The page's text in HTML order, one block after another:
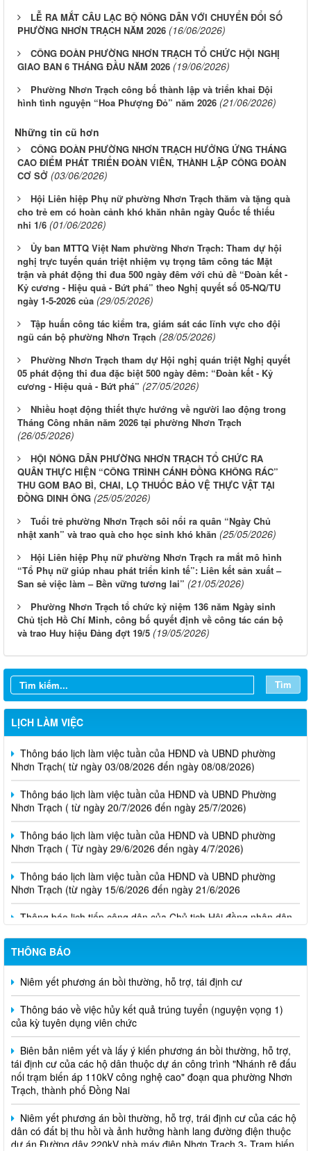
LỄ RA MẮT CÂU LẠC BỘ NÔNG DÂN VỚI CHUYỂN ĐỔI SỐ
PHƯỜNG NHƠN TRẠCH NĂM 2026 (16/06/2026)
CÔNG ĐOÀN PHƯỜNG NHƠN TRẠCH TỔ CHỨC HỘI NGHỊ
GIAO BAN 6 THÁNG ĐẦU NĂM 2026 (19/06/2026)
Phường Nhơn Trạch công bố thành lập và triển khai Đội
hình tình nguyện “Hoa Phượng Đỏ” năm 2026 (21/06/2026)
Những tin cũ hơn
CÔNG ĐOÀN PHƯỜNG NHƠN TRẠCH HƯỞNG ỨNG THÁNG
CAO ĐIỂM PHÁT TRIỂN ĐOÀN VIÊN, THÀNH LẬP CÔNG ĐOÀN
CƠ SỞ (03/06/2026)
Hội Liên hiệp Phụ nữ phường Nhơn Trạch thăm và tặng quà
cho trẻ em có hoàn cảnh khó khăn nhân ngày Quốc tế thiếu
nhi 1/6 (01/06/2026)
Ủy ban MTTQ Việt Nam phường Nhơn Trạch: Tham dự hội
nghị trực tuyến quán triệt nhiệm vụ trọng tâm công tác Mặt
trận và phát động thi đua 500 ngày đêm với chủ đề “Đoàn kết -
Kỷ cương - Hiệu quả - Bứt phá” theo Nghị quyết số 05-NQ/TU
ngày 1-5-2026 của (29/05/2026)
Tập huấn công tác kiểm tra, giám sát các lĩnh vực cho đội
ngũ cán bộ phường Nhơn Trạch (28/05/2026)
Phường Nhơn Trạch tham dự Hội nghị quán triệt Nghị quyết
05 phát động thi đua đặc biệt 500 ngày đêm: “Đoàn kết - Kỷ
cương - Hiệu quả - Bứt phá” (27/05/2026)
Nhiều hoạt động thiết thực hướng về người lao động trong
Tháng Công nhân năm 2026 tại phường Nhơn Trạch
(26/05/2026)
HỘI NÔNG DÂN PHƯỜNG NHƠN TRẠCH TỔ CHỨC RA
QUÂN THỰC HIỆN “CÔNG TRÌNH CÁNH ĐỒNG KHÔNG RÁC”
THU GOM BAO BÌ, CHAI, LỌ THUỐC BẢO VỆ THỰC VẬT TẠI
ĐỒNG DINH ÔNG (25/05/2026)
Tuổi trẻ phường Nhơn Trạch sôi nổi ra quân “Ngày Chủ
nhật xanh” và trao quà cho học sinh khó khăn (25/05/2026)
Hội Liên hiệp Phụ nữ phường Nhơn Trạch ra mắt mô hình
“Tổ Phụ nữ giúp nhau phát triển kinh tế”: Liên kết sản xuất –
San sẻ việc làm – Bền vững tương lai” (21/05/2026)
Phường Nhơn Trạch tổ chức kỷ niệm 136 năm Ngày sinh
Chủ tịch Hồ Chí Minh, công bố quyết định về công tác cán bộ
và trao Huy hiệu Đảng đợt 19/5 (19/05/2026)
Tìm
LỊCH LÀM VIỆC
Thông báo lịch làm việc tuần của HĐND và UBND phường
Nhơn Trạch( từ ngày 03/08/2026 đến ngày 08/08/2026)
Thông báo lịch làm việc tuần của HĐND và UBND Phường
Nhơn Trạch ( từ ngày 20/7/2026 đến ngày 25/7/2026)
Thông báo lịch làm việc tuần của HĐND và UBND phường
Nhơn Trạch ( Từ ngày 29/6/2026 đến ngày 4/7/2026)
Thông báo lịch làm việc tuần của HĐND và UBND phường
Nhơn Trạch (từ ngày 15/6/2026 đến ngày 21/6/2026
Thông báo lịch tiếp công dân của Chủ tịch Hội đồng nhân dân
phường tại các khu phố trên địa bàn phường Nhơn Trạch năm
THÔNG BÁO
Niêm yết phương án bồi thường, hỗ trợ, tái định cư
Thông báo về việc hủy kết quả trúng tuyển (nguyện vọng 1)
của kỳ tuyên dụng viên chức
Biên bản niêm yết và lấy ý kiến phương án bồi thường, hỗ trợ,
tái định cư của các hộ dân thuộc dự án công trình "Nhánh rẽ đấu
nối trạm biến áp 110kV công nghệ cao" đoạn qua phường Nhơn
Trạch, thành phố Đồng Nai
Niêm yết phương án bồi thường, hỗ trợ, trái định cư của các hộ
dân có đất bị thu hồi và ảnh hưởng hành lang đường điện thuộc
dự án Đường dây 220kV nhà máy điện Nhơn Trạch 3- Trạm biến
áp kV Long Thành